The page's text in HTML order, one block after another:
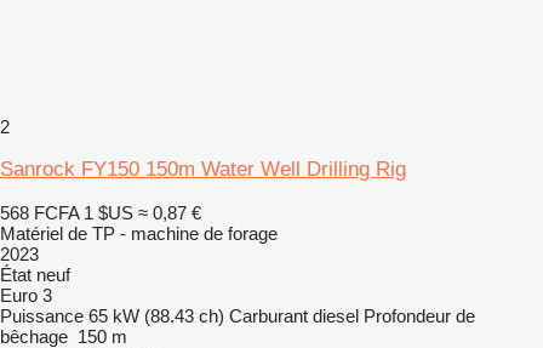
2
Sanrock FY150 150m Water Well Drilling Rig
568 FCFA 1 $US ≈ 0,87 €
Matériel de TP - machine de forage
2023
État neuf
Euro 3
Puissance 65 kW (88.43 ch) Carburant diesel Profondeur de
bêchage 150 m